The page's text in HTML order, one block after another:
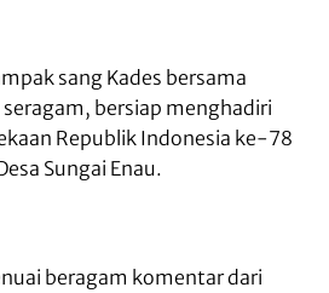
sang Kades bersama
bersiap menghadiri
Republik Indonesia ke-78
Sungai Enau.
beragam komentar dari